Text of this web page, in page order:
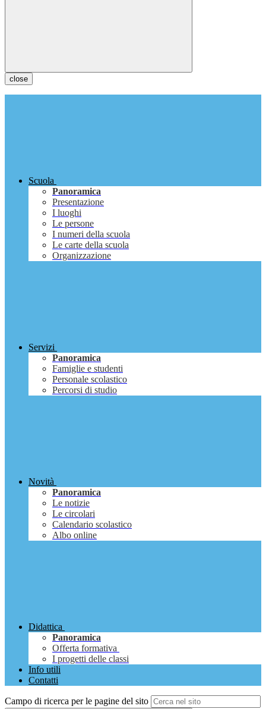
close
Scuola
Panoramica
Presentazione
I luoghi
Le persone
I numeri della scuola
Le carte della scuola
Organizzazione
Servizi
Panoramica
Famiglie e studenti
Personale scolastico
Percorsi di studio
Novità
Panoramica
Le notizie
Le circolari
Calendario scolastico
Albo online
Didattica
Panoramica
Offerta formativa
I progetti delle classi
Info utili
Contatti
Campo di ricerca per le pagine del sito